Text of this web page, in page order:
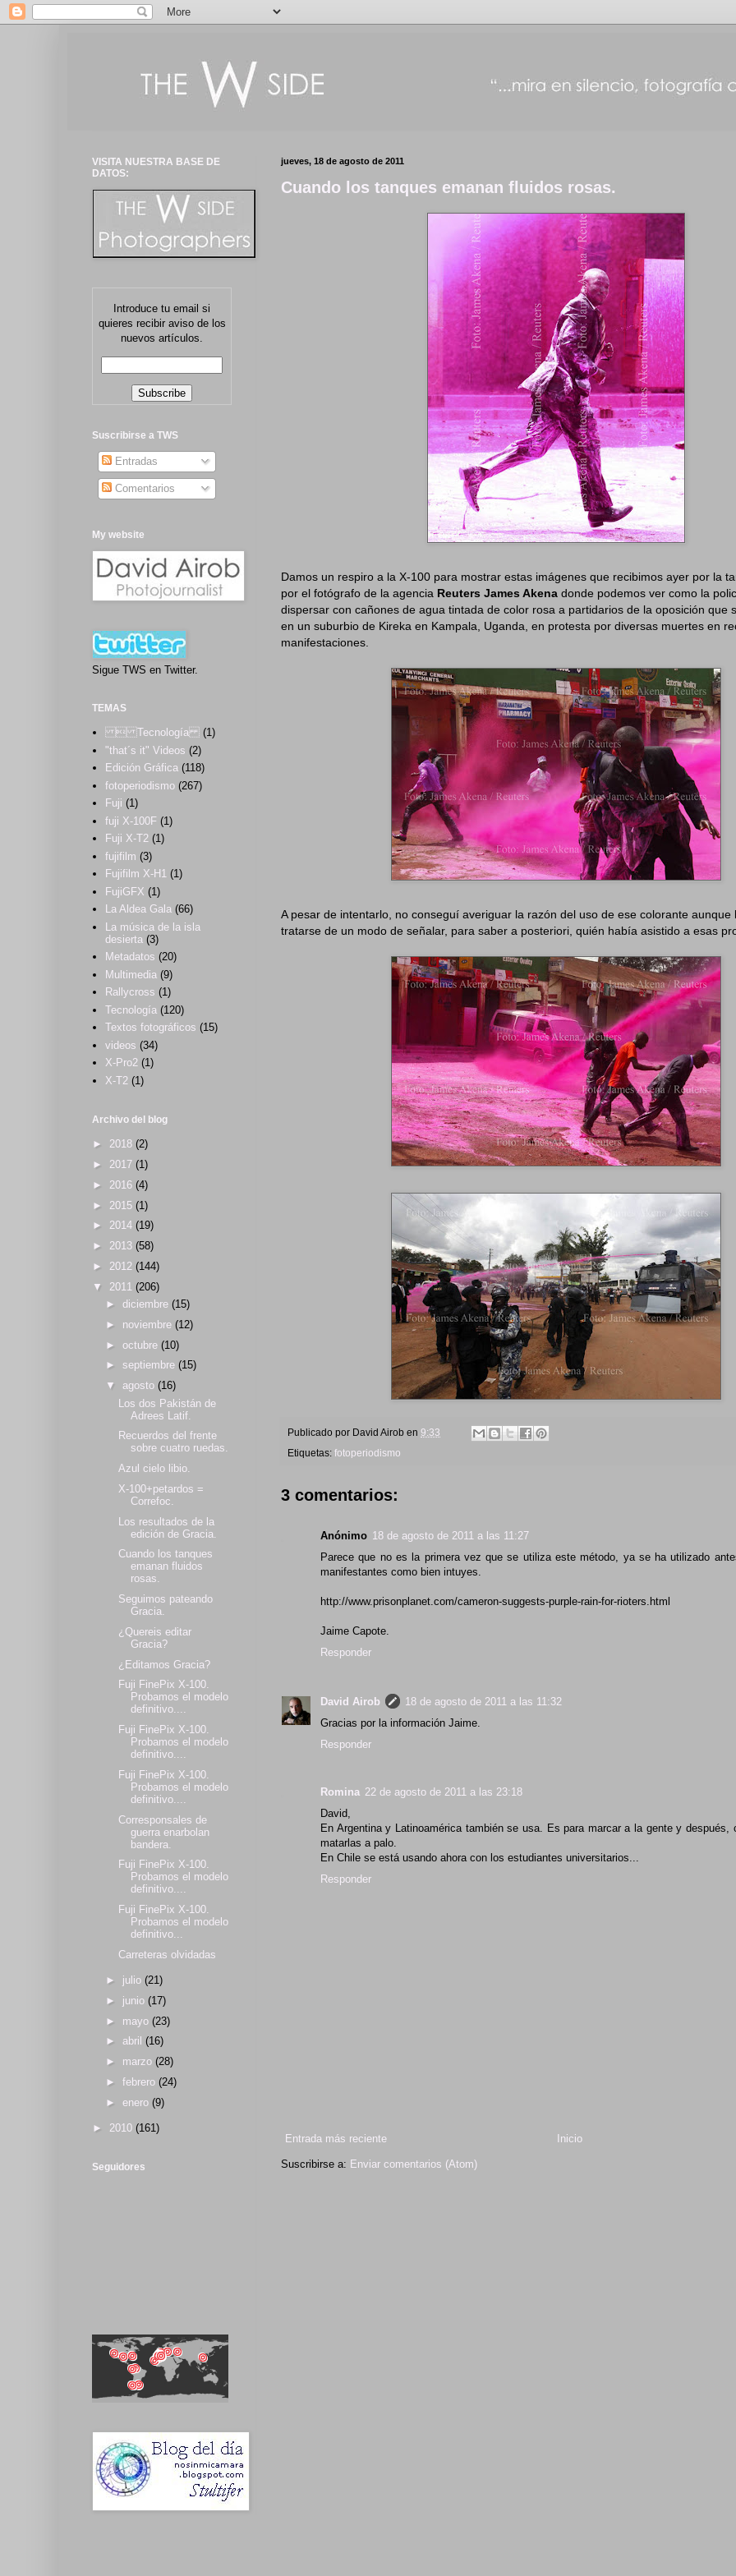
jueves, 18 de agosto de 2011
Cuando los tanques emanan fluidos rosas.
Damos un respiro a la X-100 para mostrar estas imágenes que recibimos ayer por la
por el fotógrafo de la agencia Reuters James Akena donde podemos ver como la
dispersar con cañones de agua tintada de color rosa a partidarios de la oposición que
en un suburbio de Kireka en Kampala, Uganda, en protesta por diversas muertes en
manifestaciones.
A pesar de intentarlo, no conseguí averiguar la razón del uso de ese colorante aunque
tratarse de un modo de señalar, para saber a posteriori, quién había asistido a esas
Publicado por David Airob en 9:33
Etiquetas: fotoperiodismo
3 comentarios:
Anónimo 18 de agosto de 2011 a las 11:27
Parece que no es la primera vez que se utiliza este método, ya se ha utilizado
manifestantes como bien intuyes.
http://www.prisonplanet.com/cameron-suggests-purple-rain-for-rioters.html
Jaime Capote.
Responder
David Airob
18 de agosto de 2011 a las 11:32
Gracias por la información Jaime.
Responder
Romina 22 de agosto de 2011 a las 23:18
David,
En Argentina y Latinoamérica también se usa. Es para marcar a la gente y después,
matarlas a palo.
En Chile se está usando ahora con los estudiantes universitarios...
Responder
Entrada más reciente Inicio
Suscribirse a: Enviar comentarios (Atom)
VISITA NUESTRA BASE DE
DATOS:
Introduce tu email si
quieres recibir aviso de los
nuevos artículos.
Suscribirse a TWS
Entradas
Comentarios
My website
Sigue TWS en Twitter.
TEMAS
 Tecnología (1)
"that´s it" Videos (2)
Edición Gráfica (118)
fotoperiodismo (267)
Fuji (1)
fuji X-100F (1)
Fuji X-T2 (1)
fujifilm (3)
Fujifilm X-H1 (1)
FujiGFX (1)
La Aldea Gala (66)
La música de la isla
desierta (3)
Metadatos (20)
Multimedia (9)
Rallycross (1)
Tecnología (120)
Textos fotográficos (15)
videos (34)
X-Pro2 (1)
X-T2 (1)
Archivo del blog
► 2018 (2)
► 2017 (1)
► 2016 (4)
► 2015 (1)
► 2014 (19)
► 2013 (58)
► 2012 (144)
▼ 2011 (206)
► diciembre (15)
► noviembre (12)
► octubre (10)
► septiembre (15)
▼ agosto (16)
Los dos Pakistán de
Adrees Latif.
Recuerdos del frente
sobre cuatro ruedas.
Azul cielo libio.
X-100+petardos =
Correfoc.
Los resultados de la
edición de Gracia.
Cuando los tanques
emanan fluidos
rosas.
Seguimos pateando
Gracia.
¿Quereis editar
Gracia?
¿Editamos Gracia?
Fuji FinePix X-100.
Probamos el modelo
definitivo....
Fuji FinePix X-100.
Probamos el modelo
definitivo....
Fuji FinePix X-100.
Probamos el modelo
definitivo....
Corresponsales de
guerra enarbolan
bandera.
Fuji FinePix X-100.
Probamos el modelo
definitivo....
Fuji FinePix X-100.
Probamos el modelo
definitivo...
Carreteras olvidadas
► julio (21)
► junio (17)
► mayo (23)
► abril (16)
► marzo (28)
► febrero (24)
► enero (9)
► 2010 (161)
Seguidores